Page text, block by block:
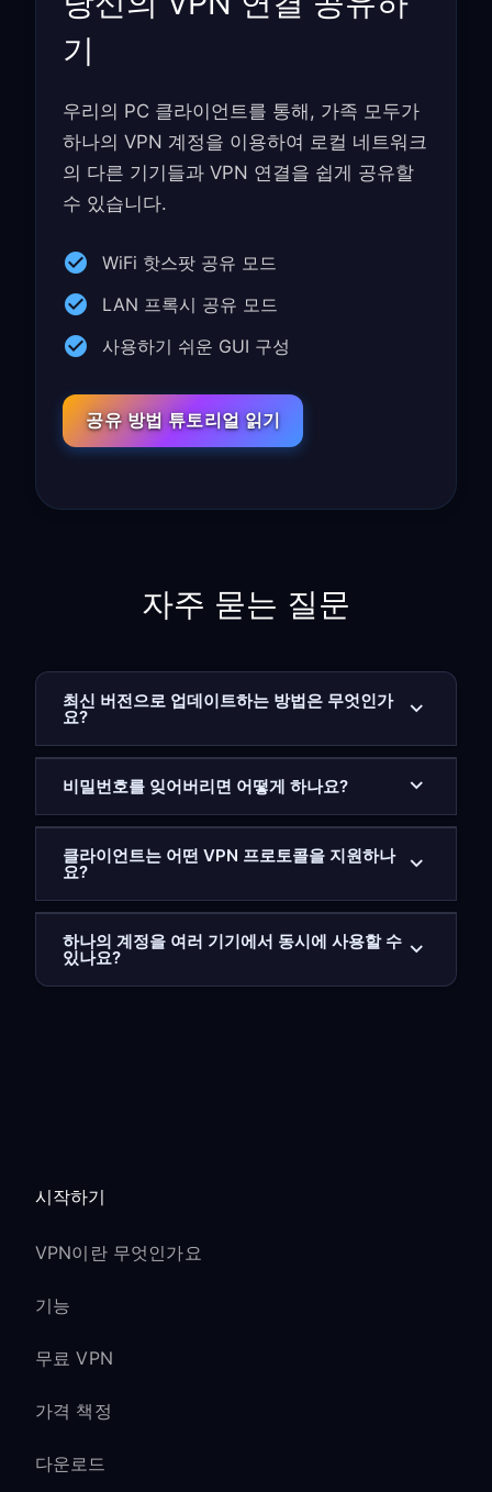
기
우리의 PC 클라이언트를 통해, 가족 모두가
하나의 VPN 계정을 이용하여 로컬 네트워크
의 다른 기기들과 VPN 연결을 쉽게 공유할
수 있습니다.
WiFi 핫스팟 공유 모드
LAN 프록시 공유 모드
사용하기 쉬운 GUI 구성
공유 방법 튜토리얼 읽기
자주 묻는 질문
최신 버전으로 업데이트하는 방법은 무엇인가
요?
비밀번호를 잊어버리면 어떻게 하나요?
클라이언트는 어떤 VPN 프로토콜을 지원하나
요?
하나의 계정을 여러 기기에서 동시에 사용할 수
있나요?
시작하기
VPN이란 무엇인가요
기능
무료 VPN
가격 책정
다운로드